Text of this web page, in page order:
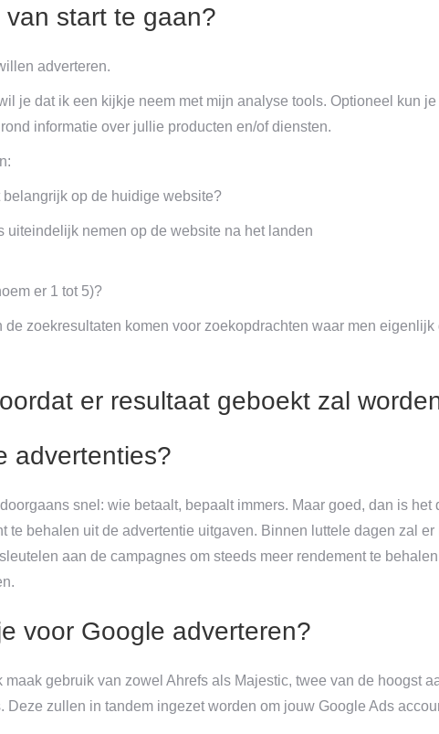
start te gaan?
adverteren.
je dat ik een kijkje neem met mijn analyse tools. Optioneel kun je
informatie over jullie producten en/of diensten.
op de huidige website?
uiteindelijk nemen op de website na het landen
er 1 tot 5)?
zoekresultaten komen voor zoekopdrachten waar men eigenlijk
er resultaat geboekt zal
advertenties?
snel: wie betaalt, bepaalt immers. Maar goed, dan is het
te behalen uit de advertentie uitgaven. Binnen luttele dagen zal er
aan de campagnes om steeds meer rendement te
voor Google adverteren?
gebruik van zowel Ahrefs als Majestic, twee van de hoogst
Deze zullen in tandem ingezet worden om jouw Google Ads